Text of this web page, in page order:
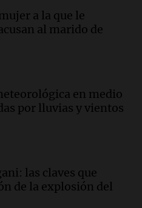
de Kapanga
en Rosario.
por simular robo
Luis
de fertilidad y la
a la que le
al marido de
en medio
por lluvias y vientos
las claves que
de la explosión del